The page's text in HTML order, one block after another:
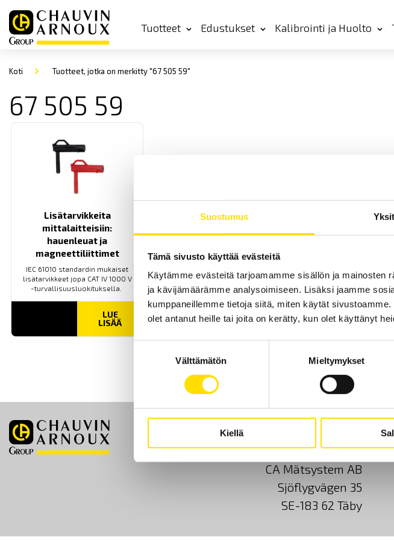
Suostumus
Tämä sivusto käyttää evästeitä
Käytämme evästeitä tarjoamamme sisällön ja mainosten
ja kävijämäärämme analysoimiseen. Lisäksi jaamme
kumppaneillemme tietoja siitä, miten käytät
olet antanut heille tai joita on kerätty, kun olet käyttänyt
Välttämätön Mieltymykset
Kiellä
Tuotteet Edustukset Kalibrointi ja Huolto
Koti Tuotteet, jotka on merkitty "67 505 59"
67 505 59
Lisätarvikkeita
mittalaitteisiin:
hauenleuat ja
magneettiliittimet
IEC 61010 standardin mukaiset
lisätarvikkeet jopa CAT IV 1000 V
-turvallisuusluokituksella.
LUE
LISÄÄ
Etusivu
CA Mätsystem AB
Sjöflygvägen 35
SE-183 62 Täby